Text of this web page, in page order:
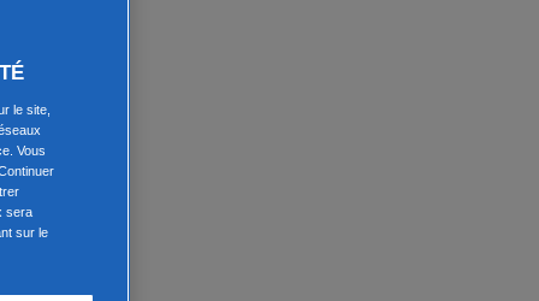
le site,
Vous
sera
sur le